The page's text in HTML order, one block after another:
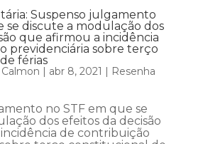
Suspenso julgamento
se discute a modulação dos
que afirmou a incidência
previdenciária sobre terço
férias
| abr 8, 2021 | Resenha
no STF em que se
dos efeitos da decisão
de contribuição